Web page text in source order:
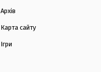
Архів
Карта сайту
Ігри